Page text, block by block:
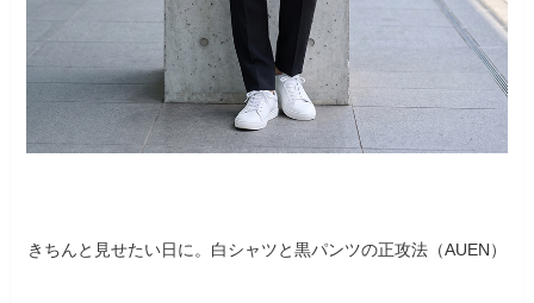
きちんと見せたい日に。白シャツと黒パンツの正攻法（AUEN）